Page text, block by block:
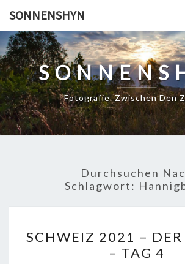
content
SONNENSHYN
Fotografie. Zwischen Den
Durchsuchen
Schlagwort:
2021
–
SCHWEIZ 2021 –
– TAG 4